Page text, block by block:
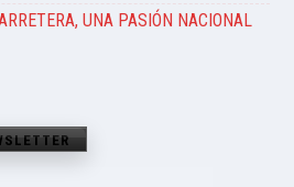
UNA PASIÓN NACIONAL